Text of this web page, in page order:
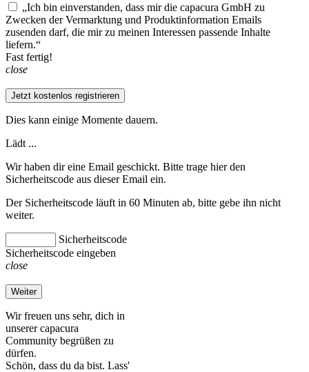
„Ich bin einverstanden, dass mir die capacura GmbH zu
Zwecken der Vermarktung und Produktinformation Emails
zusenden darf, die mir zu meinen Interessen passende Inhalte
liefern.“
Fast fertig!
close
Jetzt kostenlos registrieren
Dies kann einige Momente dauern.
Lädt ...
Wir haben dir eine Email geschickt. Bitte trage hier den
Sicherheitscode aus dieser Email ein.
Der Sicherheitscode läuft in 60 Minuten ab, bitte gebe ihn nicht
weiter.
Sicherheitscode
Sicherheitscode eingeben
close
Weiter
Wir freuen uns sehr, dich in
unserer capacura
Community begrüßen zu
dürfen.
Schön, dass du da bist. Lass'